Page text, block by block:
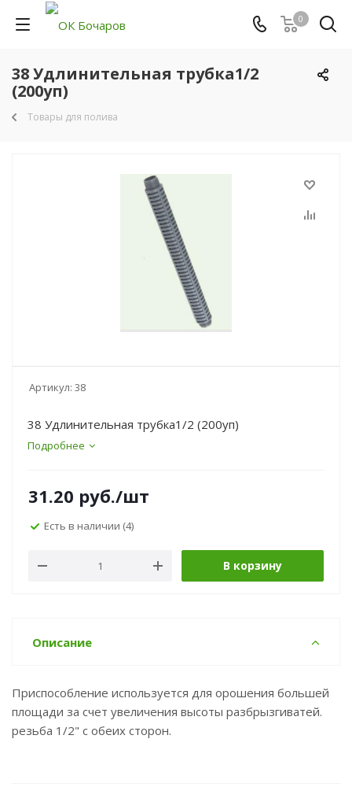
0
38 Удлинительная трубка1/2
(200уп)
Товары для полива
Артикул: 38
38 Удлинительная трубка1/2 (200уп)
Подробнее
31.20 руб./шт
Есть в наличии (4)
В корзину
Описание
Приспособление используется для орошения большей
площади за счет увеличения высоты разбрызгиватей.
резьба 1/2" с обеих сторон.